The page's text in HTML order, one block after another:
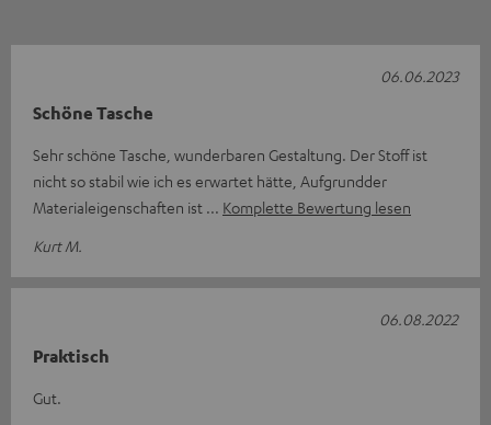
Schöne Tasche
Sehr schöne Tasche, wunderbaren Gestaltung. Der Stoff ist
nicht so stabil wie ich es erwartet hätte, Aufgrundder
Materialeigenschaften ist
Komplette Bewertung lesen
Kurt M.
06.06.2023
Praktisch
Gut.
06.08.2022